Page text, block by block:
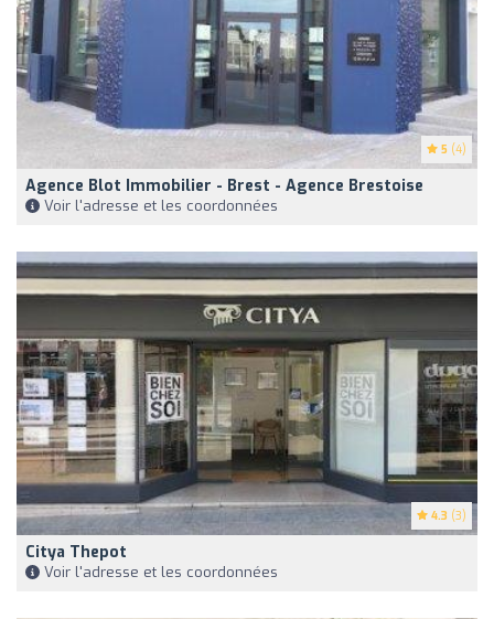
5 (4)
Agence Blot Immobilier - Brest - Agence Brestoise
Voir l'adresse et les coordonnées
4.3 (3)
Citya Thepot
Voir l'adresse et les coordonnées